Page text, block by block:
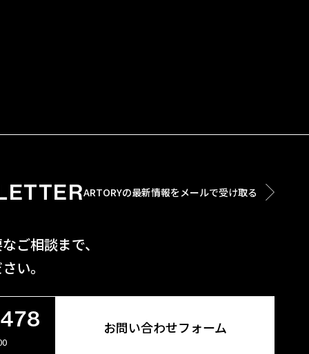
ARTORYの最新情報をメールで受け取る
ご相談まで、
い。
お問い合わせフォーム